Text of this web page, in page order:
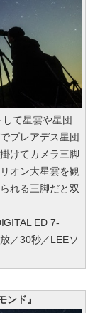
て星雲や星団
プレアデス星団
けてカメラ三脚
オン大星雲を観
れる三脚だと双
ED 7-
／30秒／LEEソ
ンド』